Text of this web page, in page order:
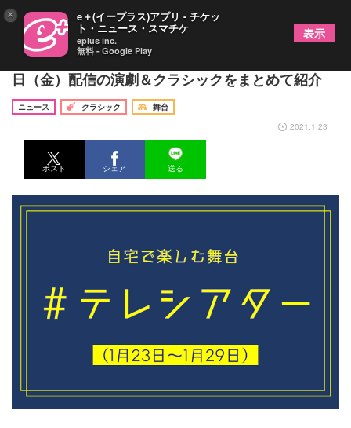
【今週家でなに観よう？】1月23日（土）～1月29
日（金）配信の演劇＆クラシックをまとめて紹介
ニュース クラシック
舞台
2021.1.23
ポスト シェア 送る
× e＋(イープラス)アプリ - チケッ
ト・ニュース・スマチケ
eplus inc.
無料 - Google Play
表示